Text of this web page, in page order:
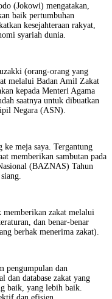
(Jokowi) mengatakan,
baik pertumbuhan
kesejahteraan rakyat,
syariah dunia.
(orang-orang yang
melalui Badan Amil Zakat
kepada Menteri Agama
saatnya untuk dibuatkan
Negara (ASN).
ke meja saya. Tergantung
memberikan sambutan pada
(BAZNAS) Tahun
memberikan zakat melalui
dan benar-benar
berhak menerima zakat).
pengumpulan dan
dan database zakat yang
baik, yang lebih baik.